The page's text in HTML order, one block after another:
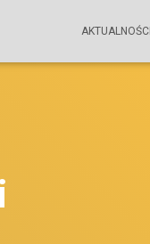
AKTUALNOŚCI